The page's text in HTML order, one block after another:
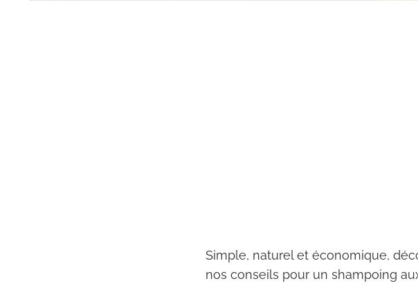
Simple, naturel et économique,
nos conseils pour un shampoing